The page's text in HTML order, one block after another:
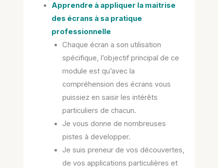
Apprendre à appliquer la maitrise
des écrans à sa pratique
professionnelle
Chaque écran a son utilisation
spécifique, l’objectif principal de ce
module est qu’avec la
compréhension des écrans vous
puissiez en saisir les intérêts
particuliers de chacun.
Je vous donne de nombreuses
pistes à developper.
Je suis preneur de vos découvertes,
de vos applications particulières et